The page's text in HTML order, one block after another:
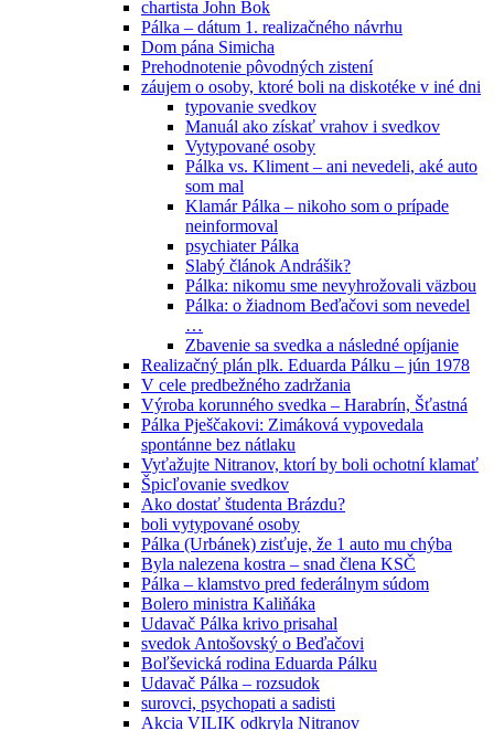
chartista John Bok
Pálka – dátum 1. realizačného návrhu
Dom pána Simicha
Prehodnotenie pôvodných zistení
záujem o osoby, ktoré boli na diskotéke v iné dni
typovanie svedkov
Manuál ako získať vrahov i svedkov
Vytypované osoby
Pálka vs. Kliment – ani nevedeli, aké auto
som mal
Klamár Pálka – nikoho som o prípade
neinformoval
psychiater Pálka
Slabý článok Andrášik?
Pálka: nikomu sme nevyhrožovali väzbou
Pálka: o žiadnom Beďačovi som nevedel
…
Zbavenie sa svedka a následné opíjanie
Realizačný plán plk. Eduarda Pálku – jún 1978
V cele predbežného zadržania
Výroba korunného svedka – Harabrín, Šťastná
Pálka Pješčakovi: Zimáková vypovedala
spontánne bez nátlaku
Vyťažujte Nitranov, ktorí by boli ochotní klamať
Špicľovanie svedkov
Ako dostať študenta Brázdu?
boli vytypované osoby
Pálka (Urbánek) zisťuje, že 1 auto mu chýba
Byla nalezena kostra – snad člena KSČ
Pálka – klamstvo pred federálnym súdom
Bolero ministra Kaliňáka
Udavač Pálka krivo prisahal
svedok Antošovský o Beďačovi
Boľševická rodina Eduarda Pálku
Udavač Pálka – rozsudok
surovci, psychopati a sadisti
Akcia VILIK odkryla Nitranov